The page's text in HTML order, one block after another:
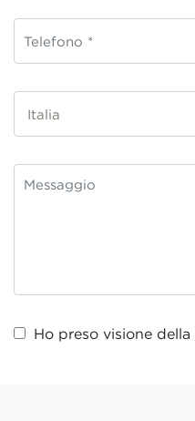
Ho preso visione della